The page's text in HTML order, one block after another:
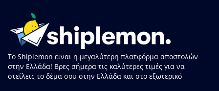
Το Shiplemon ειναι η μεγαλύτερη πλατφόρμα αποστολών
στην Ελλάδα! Βρες σήμερα τις καλύτερες τιμές για να
στείλεις το δέμα σου στην Ελλάδα και στο εξωτερικό